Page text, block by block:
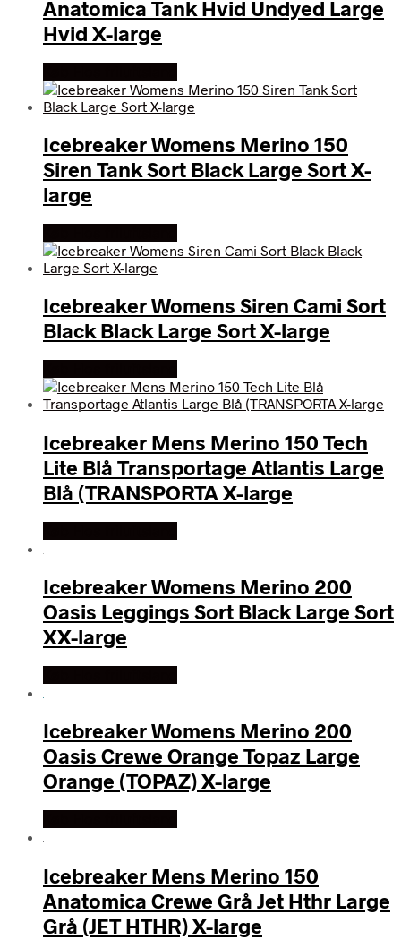
Anatomica Tank Hvid Undyed Large
Hvid X-large
Icebreaker Womens Merino 150
Siren Tank Sort Black Large Sort X-
large
Icebreaker Womens Siren Cami Sort
Black Black Large Sort X-large
Icebreaker Mens Merino 150 Tech
Lite Blå Transportage Atlantis Large
Blå (TRANSPORTA X-large
Icebreaker Womens Merino 200
Oasis Leggings Sort Black Large Sort
XX-large
Icebreaker Womens Merino 200
Oasis Crewe Orange Topaz Large
Orange (TOPAZ) X-large
Icebreaker Mens Merino 150
Anatomica Crewe Grå Jet Hthr Large
Grå (JET HTHR) X-large